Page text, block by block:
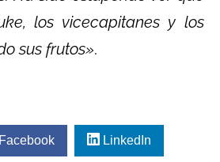
los vicecapitanes y los
sus frutos».
Facebook LinkedIn